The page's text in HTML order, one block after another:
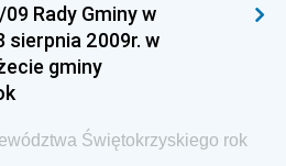
Przemysłu
Finansów i Gospodarki
do Spraw Unii
Wywiadu
Rady Gminy w
sierpnia 2009r. w
gminy
Świętokrzyskiego rok